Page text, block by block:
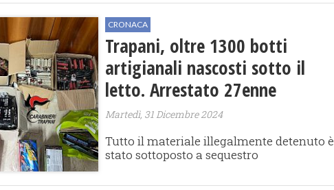
CRONACA
Trapani, oltre 1300 botti
artigianali nascosti sotto il
letto. Arrestato 27enne
Martedì, 31 Dicembre 2024
Tutto il materiale illegalmente detenuto è
stato sottoposto a sequestro